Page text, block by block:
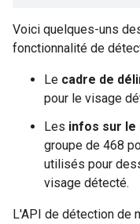
Voici quelques-uns
fonctionnalité de
Le cadre de
pour le visage
Les infos sur le
groupe de 468
utilisés pour
visage détecté.
L'API de détection de